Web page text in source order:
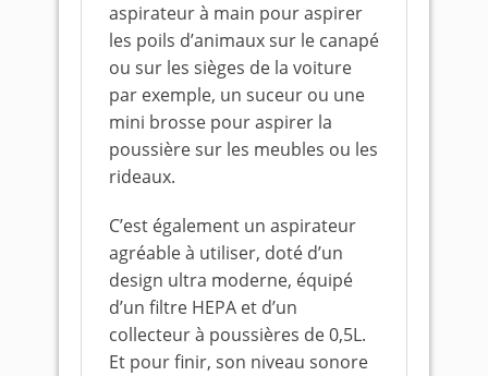
aspirateur à main pour aspirer
les poils d’animaux sur le canapé
ou sur les sièges de la voiture
par exemple, un suceur ou une
mini brosse pour aspirer la
poussière sur les meubles ou les
rideaux.
C’est également un aspirateur
agréable à utiliser, doté d’un
design ultra moderne, équipé
d’un filtre HEPA et d’un
collecteur à poussières de 0,5L.
Et pour finir, son niveau sonore